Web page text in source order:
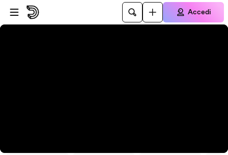
Vai al lettore
Passa al contenuto principale
Accedi